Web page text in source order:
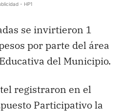
- HP1
se invirtieron 1
por parte del área
del Municipio.
registraron en el
Participativo la